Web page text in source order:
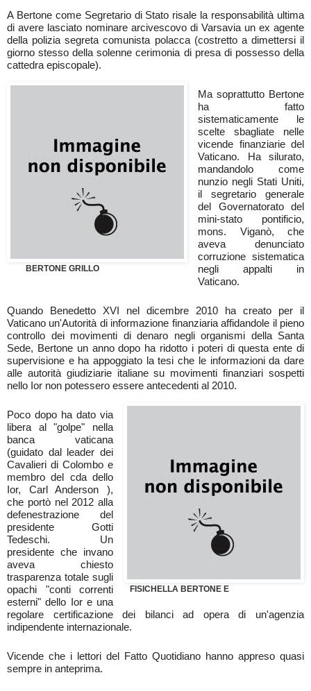
A Bertone come Segretario di Stato risale la responsabilità ultima
di avere lasciato nominare arcivescovo di Varsavia un ex agente
della polizia segreta comunista polacca (costretto a dimettersi il
giorno stesso della solenne cerimonia di presa di possesso della
cattedra episcopale).
BERTONE GRILLO
Ma soprattutto Bertone
ha fatto
sistematicamente le
scelte sbagliate nelle
vicende finanziarie del
Vaticano. Ha silurato,
mandandolo come
nunzio negli Stati Uniti,
il segretario generale
del Governatorato del
mini-stato pontificio,
mons. Viganò, che
aveva denunciato
corruzione sistematica
negli appalti in
Vaticano.
Quando Benedetto XVI nel dicembre 2010 ha creato per il
Vaticano un'Autorità di informazione finanziaria affidandole il pieno
controllo dei movimenti di denaro negli organismi della Santa
Sede, Bertone un anno dopo ha ridotto i poteri di questa ente di
supervisione e ha appoggiato la tesi che le informazioni da dare
alle autorità giudiziarie italiane su movimenti finanziari sospetti
nello Ior non potessero essere antecedenti al 2010.
FISICHELLA BERTONE E
Poco dopo ha dato via
libera al "golpe" nella
banca vaticana
(guidato dal leader dei
Cavalieri di Colombo e
membro del cda dello
Ior, Carl Anderson ),
che portò nel 2012 alla
defenestrazione del
presidente Gotti
Tedeschi. Un
presidente che invano
aveva chiesto
trasparenza totale sugli
opachi "conti correnti
esterni" dello Ior e una
regolare certificazione dei bilanci ad opera di un'agenzia
indipendente internazionale.
Vicende che i lettori del Fatto Quotidiano hanno appreso quasi
sempre in anteprima.